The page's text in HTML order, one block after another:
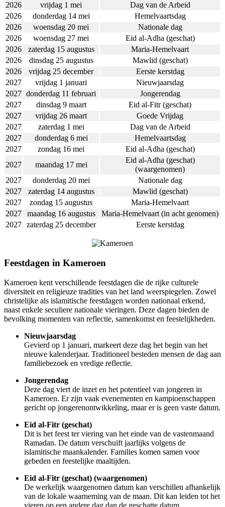
2026
vrijdag 1 mei
Dag van de Arbeid
2026
donderdag 14 mei
Hemelvaartsdag
2026
woensdag 20 mei
Nationale dag
2026
woensdag 27 mei
Eid al-Adha (geschat)
2026
zaterdag 15 augustus
Maria-Hemelvaart
2026
dinsdag 25 augustus
Mawlid (geschat)
2026
vrijdag 25 december
Eerste kerstdag
2027
vrijdag 1 januari
Nieuwjaarsdag
2027 donderdag 11 februari
Jongerendag
2027
dinsdag 9 maart
Eid al-Fitr (geschat)
2027
vrijdag 26 maart
Goede Vrijdag
2027
zaterdag 1 mei
Dag van de Arbeid
2027
donderdag 6 mei
Hemelvaartsdag
2027
zondag 16 mei
Eid al-Adha (geschat)
2027
maandag 17 mei
Eid al-Adha (geschat)
(waargenomen)
2027
donderdag 20 mei
Nationale dag
2027
zaterdag 14 augustus
Mawlid (geschat)
2027
zondag 15 augustus
Maria-Hemelvaart
2027
maandag 16 augustus
Maria-Hemelvaart (in acht genomen)
2027 zaterdag 25 december Eerste kerstdag
Feestdagen in Kameroen
Kameroen kent verschillende feestdagen die de rijke culturele
diversiteit en religieuze tradities van het land weerspiegelen. Zowel
christelijke als islamitische feestdagen worden nationaal erkend,
naast enkele seculiere nationale vieringen. Deze dagen bieden de
bevolking momenten van reflectie, samenkomst en feestelijkheden.
Nieuwjaarsdag
Gevierd op 1 januari, markeert deze dag het begin van het
nieuwe kalenderjaar. Traditioneel besteden mensen de dag aan
familiebezoek en vredige reflectie.
Jongerendag
Deze dag viert de inzet en het potentieel van jongeren in
Kameroen. Er zijn vaak evenementen en kampioenschappen
gericht op jongerenontwikkeling, maar er is geen vaste datum.
Eid al-Fitr (geschat)
Dit is het feest ter viering van het einde van de vastenmaand
Ramadan. De datum verschuift jaarlijks volgens de
islamitische maankalender. Families komen samen voor
gebeden en feestelijke maaltijden.
Eid al-Fitr (geschat) (waargenomen)
De werkelijk waargenomen datum kan verschillen afhankelijk
van de lokale waarneming van de maan. Dit kan leiden tot het
vieren op een andere dag dan de geschatte datum.